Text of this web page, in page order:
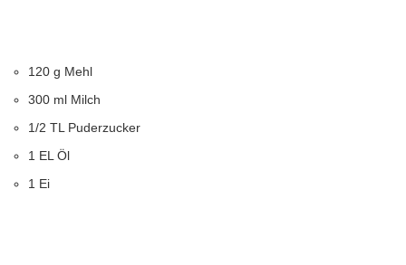
120 g Mehl
300 ml Milch
1/2 TL Puderzucker
1 EL Öl
1 Ei